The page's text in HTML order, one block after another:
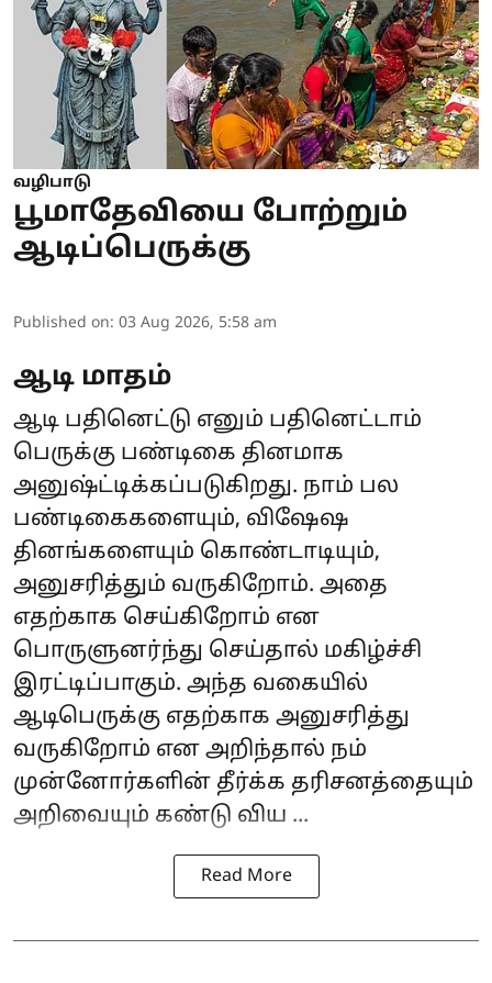
வழிபாடு
பூமாதேவியை போற்றும்
ஆடிப்பெருக்கு
Published on: 03 Aug 2026, 5:58 am
ஆடி மாதம்
ஆடி பதினெட்டு எனும் பதினெட்டாம்
பெருக்கு பண்டிகை தினமாக
அனுஷ்ட்டிக்கப்படுகிறது. நாம் பல
பண்டிகைகளையும், விஷேஷ
தினங்களையும் கொண்டாடியும்,
அனுசரித்தும் வருகிறோம். அதை
எதற்காக செய்கிறோம் என
பொருளுனர்ந்து செய்தால் மகிழ்ச்சி
இரட்டிப்பாகும். அந்த வகையில்
ஆடிபெருக்கு எதற்காக அனுசரித்து
வருகிறோம் என அறிந்தால் நம்
முன்னோர்களின் தீர்க்க தரிசனத்தையும்
அறிவையும் கண்டு விய ...
Read More